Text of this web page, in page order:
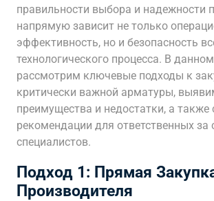
правильности выбора и надежности
напрямую зависит не только
эффективность, но и безопасность
технологического процесса. В
рассмотрим ключевые подходы к
критически важной арматуры,
преимущества и недостатки, а
рекомендации для ответственных за
специалистов.
Подход 1: Прямая
Производителя